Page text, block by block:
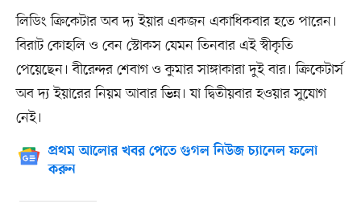
লিডিং ক্রিকেটার অব দ্য ইয়ার একজন একাধিকবার হতে পারেন।
বিরাট কোহলি ও বেন স্টোকস যেমন তিনবার এই স্বীকৃতি
পেয়েছেন। বীরেন্দর শেবাগ ও কুমার সাঙ্গাকারা দুই বার। ক্রিকেটার্স
অব দ্য ইয়ারের নিয়ম আবার ভিন্ন। যা দ্বিতীয়বার হওয়ার সুযোগ
নেই।
প্রথম আলোর খবর পেতে গুগল নিউজ চ্যানেল ফলো
করুন